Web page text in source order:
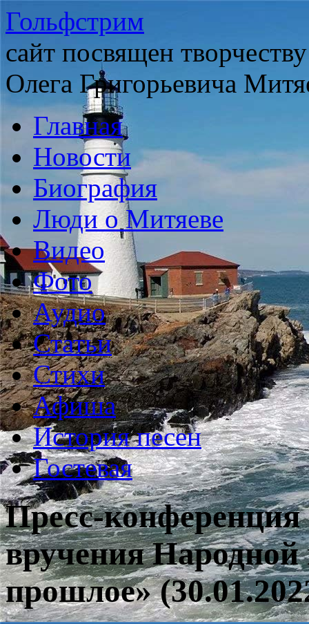
Гольфстрим
сайт посвящен
Олега Григорьевича
Главная
Новости
Биография
Люди о Митяеве
Видео
Фото
Аудио
Статьи
Стихи
Афиша
История песен
Гостевая
Пресс-
вручения
прошлое»